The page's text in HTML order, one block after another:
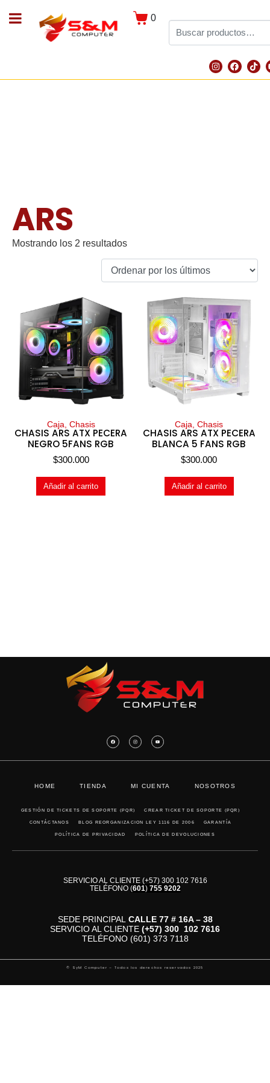
0
ARS
Mostrando los 2 resultados
Caja, Chasis
CHASIS ARS ATX PECERA
NEGRO 5FANS RGB
$300.000
Añadir al carrito
Caja, Chasis
CHASIS ARS ATX PECERA
BLANCA 5 FANS RGB
$300.000
Añadir al carrito
HOME TIENDA MI CUENTA NOSOTROS
GESTIÓN DE TICKETS DE SOPORTE (PQR) CREAR TICKET DE SOPORTE (PQR)
CONTÁCTANOS BLOG REORGANIZACION LEY 1116 DE 2006 GARANTÍA
POLÍTICA DE PRIVACIDAD POLÍTICA DE DEVOLUCIONES
SERVICIO AL CLIENTE (+57) 300 102 7616
TELÉFONO (601) 755 9202
SEDE PRINCIPAL CALLE 77 # 16A – 38
SERVICIO AL CLIENTE (+57) 300 102 7616
TELÉFONO (601) 373 7118
© SyM Computer – Todos los derechos reservados 2025